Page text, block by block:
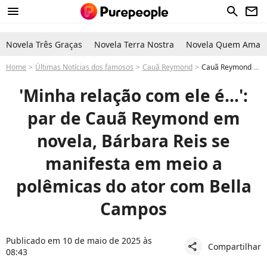
menu search newsletter
Novela Três Graças Novela Terra Nostra Novela Quem Ama
Home Últimas Notícias dos famosos Cauã Reymond Cauã Reymond após polêmica com Bella Campos ganha defesa de Bárbara Reis, seu par em novela: 'Relação 100%'
'Minha relação com ele é...':
par de Cauã Reymond em
novela, Bárbara Reis se
manifesta em meio a
polêmicas do ator com Bella
Campos
Publicado em 10 de maio de 2025 às
08:43
share Compartilhar